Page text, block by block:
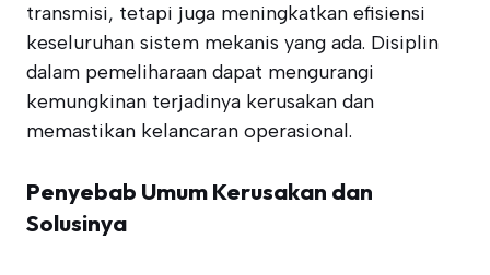
transmisi, tetapi juga meningkatkan efisiensi
keseluruhan sistem mekanis yang ada. Disiplin
dalam pemeliharaan dapat mengurangi
kemungkinan terjadinya kerusakan dan
memastikan kelancaran operasional.
Penyebab Umum Kerusakan dan
Solusinya